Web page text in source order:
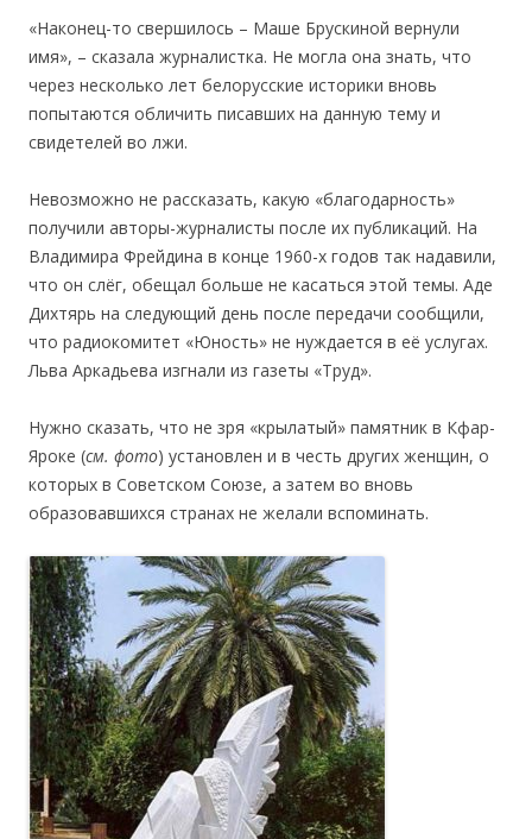
«Наконец-то свершилось – Маше Брускиной вернули
имя», – сказала журналистка. Не могла она знать, что
через несколько лет белорусские историки вновь
попытаются обличить писавших на данную тему и
свидетелей во лжи.
Невозможно не рассказать, какую «благодарность»
получили авторы-журналисты после их публикаций. На
Владимира Фрейдина в конце 1960-х годов так надавили,
что он слёг, обещал больше не касаться этой темы. Аде
Дихтярь на следующий день после передачи сообщили,
что радиокомитет «Юность» не нуждается в её услугах.
Льва Аркадьева изгнали из газеты «Труд».
Нужно сказать, что не зря «крылатый» памятник в Кфар-
Яроке (см. фото) установлен и в честь других женщин, о
которых в Советском Союзе, а затем во вновь
образовавшихся странах не желали вспоминать.